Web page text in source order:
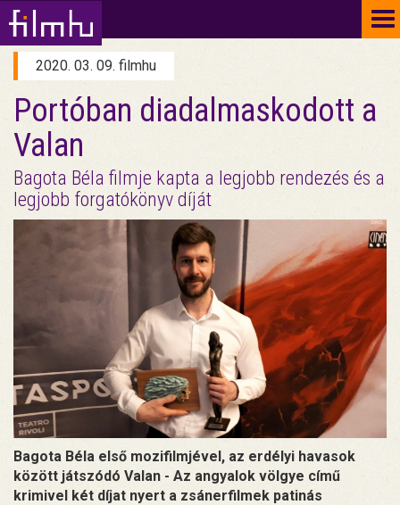
2020. 03. 09. filmhu
Portóban diadalmaskodott a
Valan
Bagota Béla filmje kapta a legjobb rendezés és a
legjobb forgatókönyv díját
Bagota Béla első mozifilmjével, az erdélyi havasok
között játszódó Valan - Az angyalok völgye című
krimivel két díjat nyert a zsánerfilmek patinás